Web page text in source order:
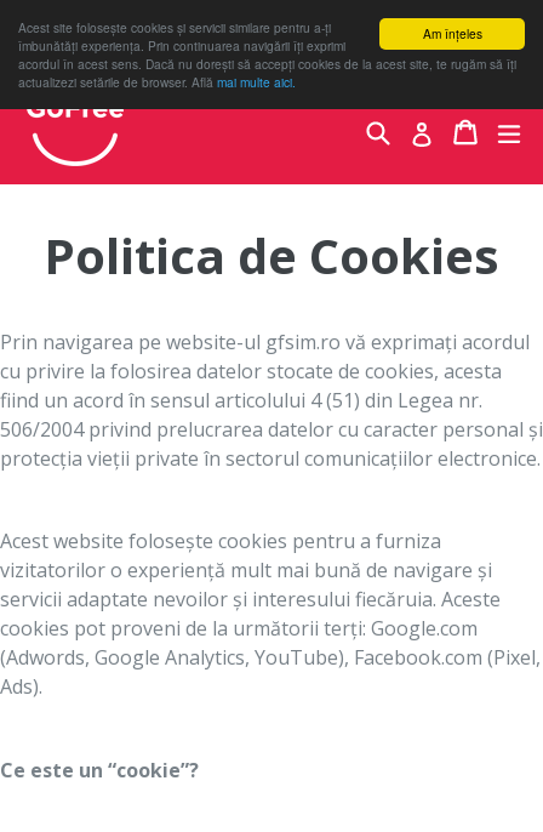
Am înțeles
Acest site folosește cookies și servicii similare pentru a-ți
îmbunătăți experiența. Prin continuarea navigării îți exprimi
acordul în acest sens. Dacă nu dorești să accepți cookies de la acest site, te rugăm să îți
actualizezi setările de browser. Află mai multe aici.
Sari
conținut
Caută Coș
Coș
Politica de Cookies
Prin navigarea pe website-ul gfsim.ro vă exprimați acordul
cu privire la folosirea datelor stocate de cookies, acesta
fiind un acord în sensul articolului 4 (51) din Legea nr.
506/2004 privind prelucrarea datelor cu caracter personal şi
protecţia vieţii private în sectorul comunicaţiilor electronice.
Acest website folosește cookies pentru a furniza
vizitatorilor o experiență mult mai bună de navigare și
servicii adaptate nevoilor și interesului fiecăruia. Aceste
cookies pot proveni de la următorii terți: Google.com
(Adwords, Google Analytics, YouTube), Facebook.com (Pixel,
Ads).
Ce este un “cookie”?